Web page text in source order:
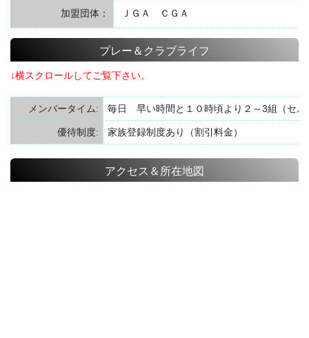
加盟団体： ＪＧＡ ＣＧＡ
プレー＆クラブライフ
↓横スクロールしてご覧下さい。
メンバータイム: 毎日 早い時間と１０時頃より２～3組（セル
優待制度: 家族登録制度あり（割引料金）
アクセス＆所在地図